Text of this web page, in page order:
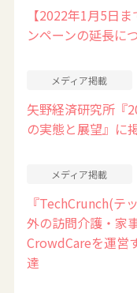
【2022年1月5日
ンペーンの延長に
メディア掲載
矢野経済研究所『
の実態と展望』に
メディア掲載
『TechCrunch(テ
外の訪問介護・家
CrowdCareを運営
達